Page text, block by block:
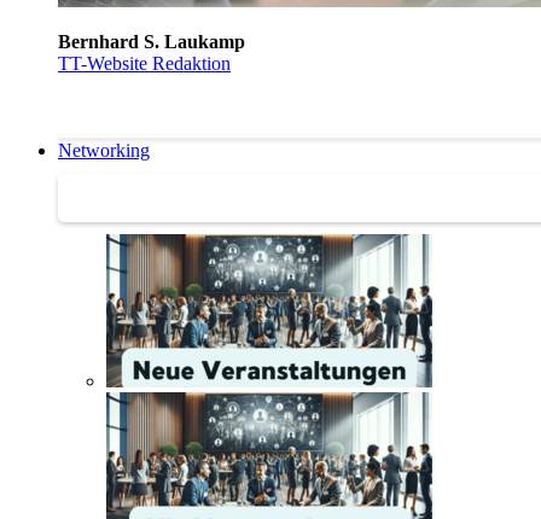
Bernhard S. Laukamp
TT-Website Redaktion
Networking